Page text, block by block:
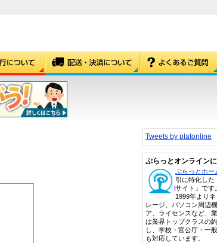
Tweets by platonline
ぷらっとオンライン
ぷらっとホー
引に特化した
サイト」です。
1999年より
レージ、パソコン周辺
ア、ライセンスなど、
は業界トップクラスの
し、学校・官公庁・一
も対応しています。